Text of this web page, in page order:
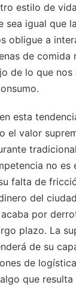
estilo de
sea igual que
obligue a
de comida
de lo que
esta
el valor
no es
falta de
del
por
plazo. La
de su
de
que